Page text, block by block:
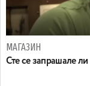
МАГАЗИН
Сте се запрашале ли